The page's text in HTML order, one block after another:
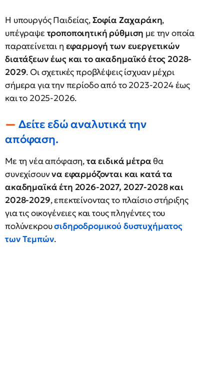
Η υπουργός Παιδείας,Σοφία Ζαχαράκη,
υπέγραψε τροποποιητική ρύθμιση με την οποία
παρατείνεται η εφαρμογή των ευεργετικών
διατάξεων έως και το ακαδημαϊκό έτος 2028-
2029. Οι σχετικές προβλέψεις ίσχυαν μέχρι
σήμερα για την περίοδο από το 2023-2024 έως
και το 2025-2026.
Δείτε εδώ αναλυτικά την
απόφαση.
Με τη νέα απόφαση,τα ειδικά μέτραθα
συνεχίσουννα εφαρμόζονται και κατά τα
ακαδημαϊκά έτη 2026-2027, 2027-2028 και
2028-2029, επεκτείνοντας το πλαίσιο στήριξης
για τις οικογένειες και τους πληγέντες του
πολύνεκρουσιδηροδρομικού δυστυχήματος
των Τεμπών.